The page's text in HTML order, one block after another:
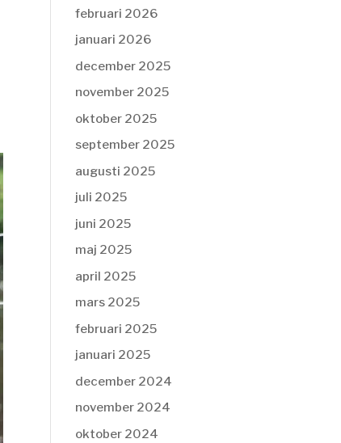
februari 2026
januari 2026
december 2025
november 2025
oktober 2025
september 2025
augusti 2025
juli 2025
juni 2025
maj 2025
april 2025
mars 2025
februari 2025
januari 2025
december 2024
november 2024
oktober 2024